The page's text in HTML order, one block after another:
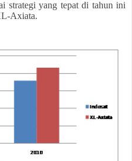
strategi yang tepat di tahun ini
Axiata.